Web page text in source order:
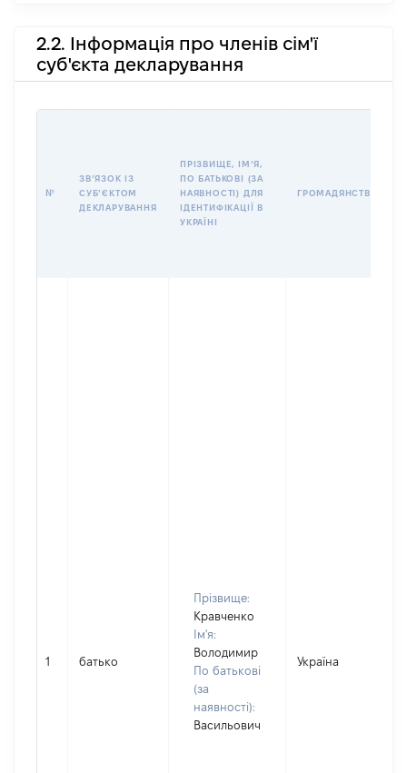
2.2. Інформація про членів сім'ї
суб'єкта декларування
№
ЗВʼЯЗОК ІЗ
СУБʼЄКТОМ
ДЕКЛАРУВАННЯ
ПРІЗВИЩЕ, ІМʼЯ,
ПО БАТЬКОВІ (ЗА
НАЯВНОСТІ) ДЛЯ
ІДЕНТИФІКАЦІЇ В
УКРАЇНІ
ГРОМАДЯНСТВО
1 батько
Прізвище:
Кравченко
Ім'я:
Володимир
По батькові
(за
наявності):
Васильович
Україна